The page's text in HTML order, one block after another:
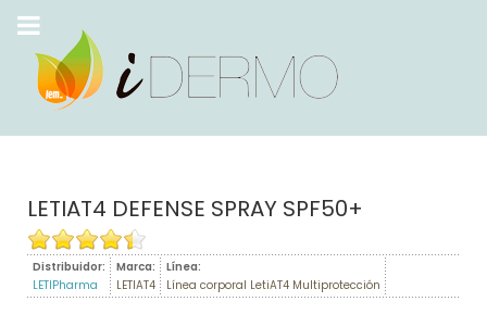
LETIAT4 DEFENSE SPRAY SPF50+
Distribuidor:
LETIPharma
Marca:
LETIAT4
Línea:
Línea corporal LetiAT4 Multiprotección